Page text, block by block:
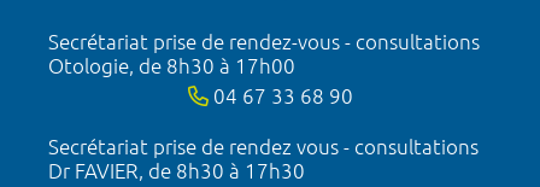
Secrétariat prise de rendez-vous - consultations
Otologie, de 8h30 à 17h00
04 67 33 68 90
Secrétariat prise de rendez vous - consultations
Dr FAVIER, de 8h30 à 17h30